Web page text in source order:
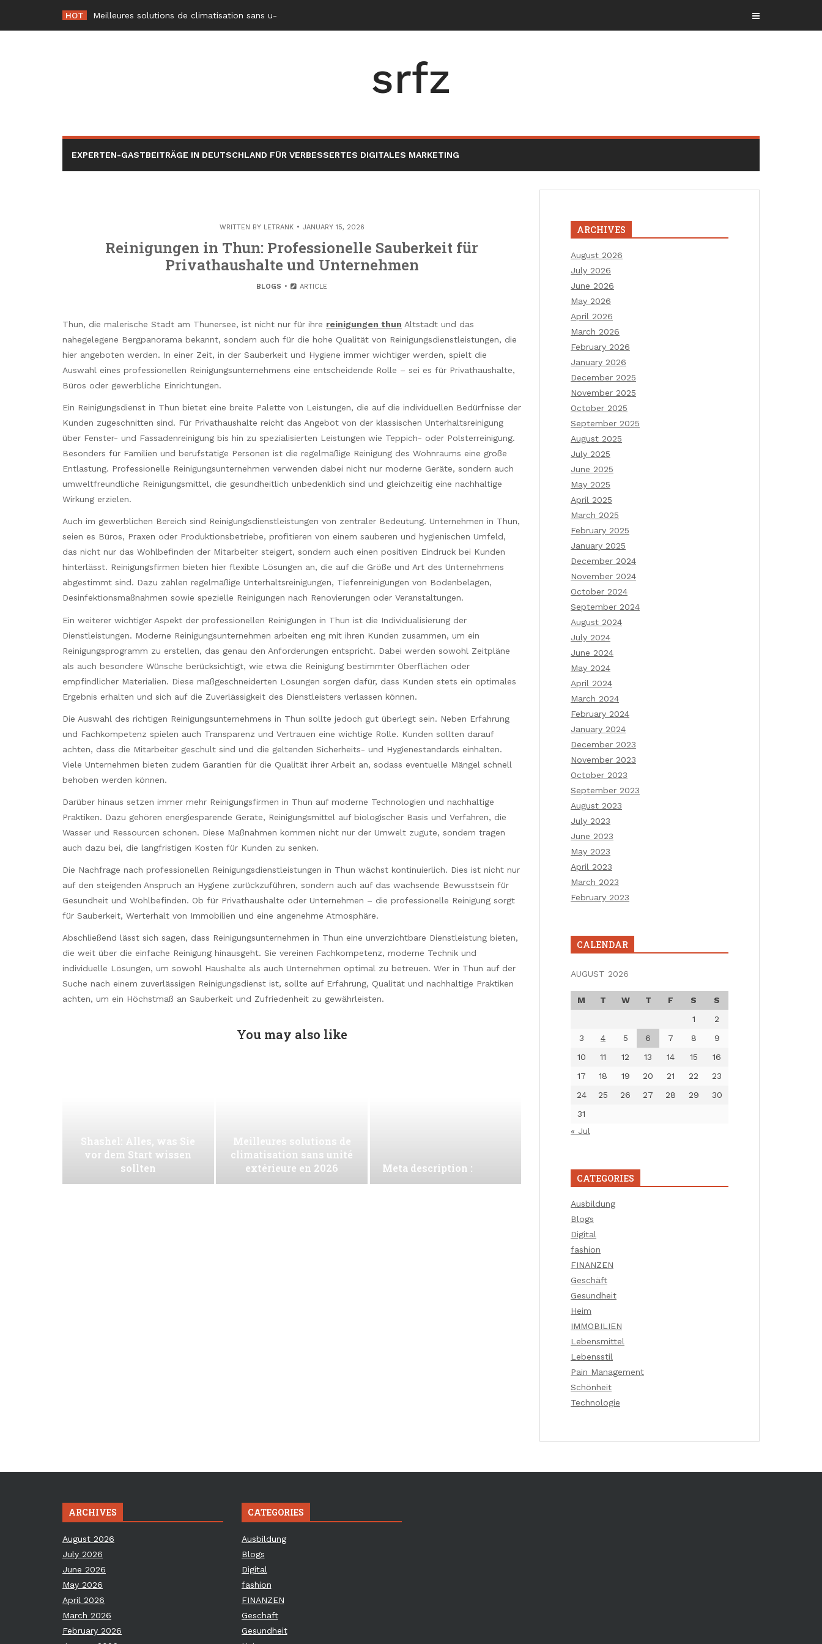
content
HOT Meilleures solutions de climatisation sans unité extérieure en 2026
srfz
EXPERTEN-GASTBEITRÄGE IN DEUTSCHLAND FÜR VERBESSERTES DIGITALES MARKETING
WRITTEN BY LETRANK JANUARY 15, 2026
Reinigungen in Thun: Professionelle Sauberkeit für
Privathaushalte und Unternehmen
BLOGS ARTICLE
Thun, die malerische Stadt am Thunersee, ist nicht nur für ihre reinigungen thun Altstadt und das
nahegelegene Bergpanorama bekannt, sondern auch für die hohe Qualität von Reinigungsdienstleistungen, die
hier angeboten werden. In einer Zeit, in der Sauberkeit und Hygiene immer wichtiger werden, spielt die
Auswahl eines professionellen Reinigungsunternehmens eine entscheidende Rolle – sei es für Privathaushalte,
Büros oder gewerbliche Einrichtungen.
Ein Reinigungsdienst in Thun bietet eine breite Palette von Leistungen, die auf die individuellen Bedürfnisse der
Kunden zugeschnitten sind. Für Privathaushalte reicht das Angebot von der klassischen Unterhaltsreinigung
über Fenster- und Fassadenreinigung bis hin zu spezialisierten Leistungen wie Teppich- oder Polsterreinigung.
Besonders für Familien und berufstätige Personen ist die regelmäßige Reinigung des Wohnraums eine große
Entlastung. Professionelle Reinigungsunternehmen verwenden dabei nicht nur moderne Geräte, sondern auch
umweltfreundliche Reinigungsmittel, die gesundheitlich unbedenklich sind und gleichzeitig eine nachhaltige
Wirkung erzielen.
Auch im gewerblichen Bereich sind Reinigungsdienstleistungen von zentraler Bedeutung. Unternehmen in Thun,
seien es Büros, Praxen oder Produktionsbetriebe, profitieren von einem sauberen und hygienischen Umfeld,
das nicht nur das Wohlbefinden der Mitarbeiter steigert, sondern auch einen positiven Eindruck bei Kunden
hinterlässt. Reinigungsfirmen bieten hier flexible Lösungen an, die auf die Größe und Art des Unternehmens
abgestimmt sind. Dazu zählen regelmäßige Unterhaltsreinigungen, Tiefenreinigungen von Bodenbelägen,
Desinfektionsmaßnahmen sowie spezielle Reinigungen nach Renovierungen oder Veranstaltungen.
Ein weiterer wichtiger Aspekt der professionellen Reinigungen in Thun ist die Individualisierung der
Dienstleistungen. Moderne Reinigungsunternehmen arbeiten eng mit ihren Kunden zusammen, um ein
Reinigungsprogramm zu erstellen, das genau den Anforderungen entspricht. Dabei werden sowohl Zeitpläne
als auch besondere Wünsche berücksichtigt, wie etwa die Reinigung bestimmter Oberflächen oder
empfindlicher Materialien. Diese maßgeschneiderten Lösungen sorgen dafür, dass Kunden stets ein optimales
Ergebnis erhalten und sich auf die Zuverlässigkeit des Dienstleisters verlassen können.
Die Auswahl des richtigen Reinigungsunternehmens in Thun sollte jedoch gut überlegt sein. Neben Erfahrung
und Fachkompetenz spielen auch Transparenz und Vertrauen eine wichtige Rolle. Kunden sollten darauf
achten, dass die Mitarbeiter geschult sind und die geltenden Sicherheits- und Hygienestandards einhalten.
Viele Unternehmen bieten zudem Garantien für die Qualität ihrer Arbeit an, sodass eventuelle Mängel schnell
behoben werden können.
Darüber hinaus setzen immer mehr Reinigungsfirmen in Thun auf moderne Technologien und nachhaltige
Praktiken. Dazu gehören energiesparende Geräte, Reinigungsmittel auf biologischer Basis und Verfahren, die
Wasser und Ressourcen schonen. Diese Maßnahmen kommen nicht nur der Umwelt zugute, sondern tragen
auch dazu bei, die langfristigen Kosten für Kunden zu senken.
Die Nachfrage nach professionellen Reinigungsdienstleistungen in Thun wächst kontinuierlich. Dies ist nicht nur
auf den steigenden Anspruch an Hygiene zurückzuführen, sondern auch auf das wachsende Bewusstsein für
Gesundheit und Wohlbefinden. Ob für Privathaushalte oder Unternehmen – die professionelle Reinigung sorgt
für Sauberkeit, Werterhalt von Immobilien und eine angenehme Atmosphäre.
Abschließend lässt sich sagen, dass Reinigungsunternehmen in Thun eine unverzichtbare Dienstleistung bieten,
die weit über die einfache Reinigung hinausgeht. Sie vereinen Fachkompetenz, moderne Technik und
individuelle Lösungen, um sowohl Haushalte als auch Unternehmen optimal zu betreuen. Wer in Thun auf der
Suche nach einem zuverlässigen Reinigungsdienst ist, sollte auf Erfahrung, Qualität und nachhaltige Praktiken
achten, um ein Höchstmaß an Sauberkeit und Zufriedenheit zu gewährleisten.
You may also like
Shashel: Alles, was Sie
vor dem Start wissen
sollten
Meilleures solutions de
climatisation sans unité
extérieure en 2026
Meta description :
ARCHIVES
August 2026
July 2026
June 2026
May 2026
April 2026
March 2026
February 2026
January 2026
December 2025
November 2025
October 2025
September 2025
August 2025
July 2025
June 2025
May 2025
April 2025
March 2025
February 2025
January 2025
December 2024
November 2024
October 2024
September 2024
August 2024
July 2024
June 2024
May 2024
April 2024
March 2024
February 2024
January 2024
December 2023
November 2023
October 2023
September 2023
August 2023
July 2023
June 2023
May 2023
April 2023
March 2023
February 2023
CALENDAR
AUGUST 2026
M T W T F S
S
1
2
3
4 5 6 7 8
9
10
11 12 13 14 15
16
17
18 19 20 21 22
23
24
25 26 27 28 29
30
31
« Jul
CATEGORIES
Ausbildung
Blogs
Digital
fashion
FINANZEN
Geschäft
Gesundheit
Heim
IMMOBILIEN
Lebensmittel
Lebensstil
Pain Management
Schönheit
Technologie
ARCHIVES
August 2026
July 2026
June 2026
May 2026
April 2026
March 2026
February 2026
CATEGORIES
Ausbildung
Blogs
Digital
fashion
FINANZEN
Geschäft
Gesundheit